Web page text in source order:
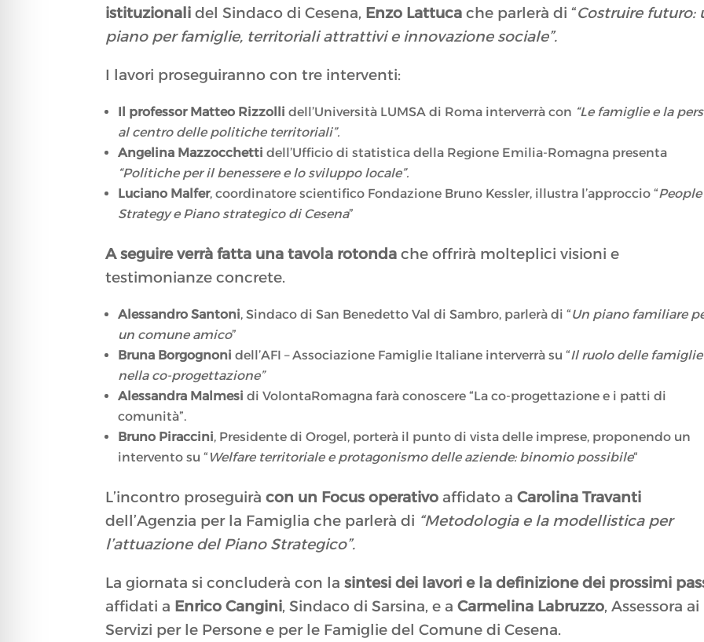
istituzionali del Sindaco di Cesena, Enzo Lattucache parlerà di “Costruire futuro:
piano per famiglie, territoriali attrattivi e innovazione sociale”.
I lavori proseguiranno con tre interventi:
Il professor Matteo Rizzolli dell’Università LUMSA di Roma interverrà con “Le famiglie e la
al centro delle politiche territoriali”.
Angelina Mazzocchetti dell’Ufficio di statistica della Regione Emilia-Romagna presenta
“Politiche per il benessere e lo sviluppo locale”.
Luciano Malfer, coordinatore scientifico Fondazione Bruno Kessler, illustra l’approccio “People
Strategy e Piano strategico di Cesena”
A seguire verrà fatta una tavola rotonda che offrirà molteplici visioni e
testimonianze concrete.
Alessandro Santoni, Sindaco di San Benedetto Val di Sambro, parlerà di “Un piano familiare
un comune amico”
Bruna Borgognoni dell’AFI – Associazione Famiglie Italiane interverrà su “Il ruolo delle famiglie
nella co-progettazione”
Alessandra Malmesi di VolontaRomagna farà conoscere “La co-progettazione e i patti di
comunità”.
Bruno Piraccini, Presidente di Orogel, porterà il punto di vista delle imprese, proponendo un
intervento su “ Welfare territoriale e protagonismo delle aziende: binomio possibile“
L’incontro proseguiràcon un Focus operativo affidato aCarolina Travanti
dell’Agenzia per la Famiglia che parlerà di “Metodologia e la modellistica per
l’attuazione del Piano Strategico”.
La giornata si concluderà con lasintesi dei lavori e la definizione dei prossimi
affidati a Enrico Cangini, Sindaco di Sarsina, e aCarmelina Labruzzo, Assessora ai
Servizi per le Persone e per le Famiglie del Comune di Cesena.